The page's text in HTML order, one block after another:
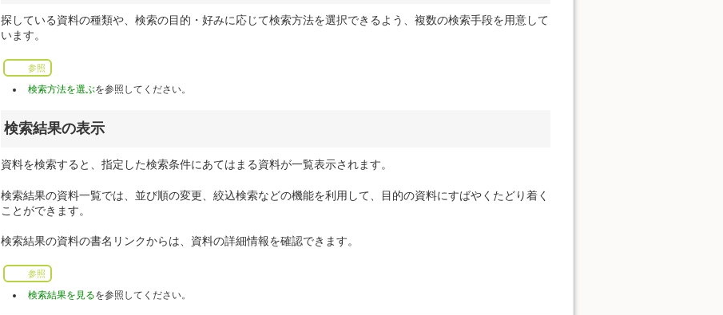
探している資料の種類や、検索の目的・好みに応じて検索方法を選択できるよう、複数の検索手段を用意して
います。
参照
検索方法を選ぶを参照してください。
検索結果の表示
資料を検索すると、指定した検索条件にあてはまる資料が一覧表示されます。
検索結果の資料一覧では、並び順の変更、絞込検索などの機能を利用して、目的の資料にすばやくたどり着く
ことができます。
検索結果の資料の書名リンクからは、資料の詳細情報を確認できます。
参照
検索結果を見るを参照してください。